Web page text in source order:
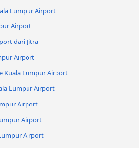
Lumpur Airport
Airport
dari Jitra
Airport
Kuala Lumpur Airport
Lumpur Airport
Airport
Airport
Airport